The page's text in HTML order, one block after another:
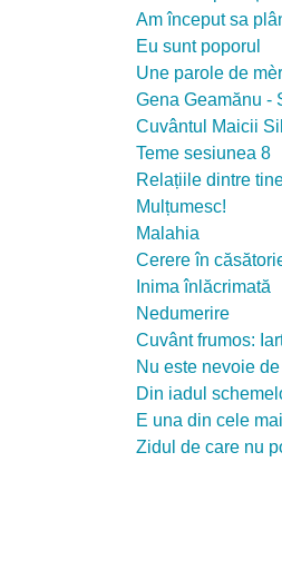
Am început sa
Eu sunt poporul
Une parole de
Gena Geamănu -
Cuvântul Maicii
Teme sesiunea 8
Relațiile dintre
Mulțumesc!
Malahia
Cerere în
Inima înlăcrimată
Nedumerire
Cuvânt frumos:
Nu este nevoie
Din iadul
E una din cele
Zidul de care nu